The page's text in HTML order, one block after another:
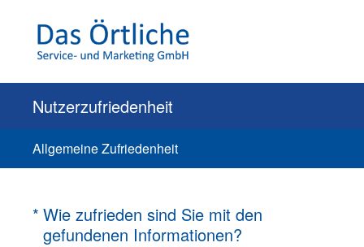
Nutzerzufriedenheit
Allgemeine Zufriedenheit
* Wie zufrieden sind Sie mit den
gefundenen Informationen?
(Erforderlich.)